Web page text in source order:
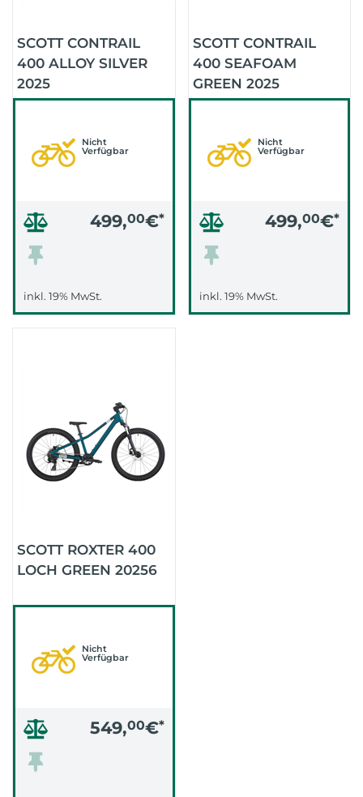
SCOTT CONTRAIL
400 ALLOY SILVER
2025
Nicht
Verfügbar
499,00€*
inkl. 19% MwSt.
SCOTT CONTRAIL
400 SEAFOAM
GREEN 2025
Nicht
Verfügbar
499,00€*
inkl. 19% MwSt.
SCOTT ROXTER 400
LOCH GREEN 20256
Nicht
Verfügbar
549,00€*